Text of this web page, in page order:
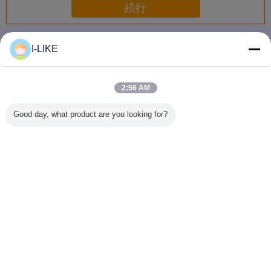
続行
多くスプレーのペンキ
衝撃耐性 快速乾燥
金属やプラスチッ
防水 2k エアゾー
ル スプレー ペイ
I-LIKE
2:56 AM
Good day, what product are you looking for?